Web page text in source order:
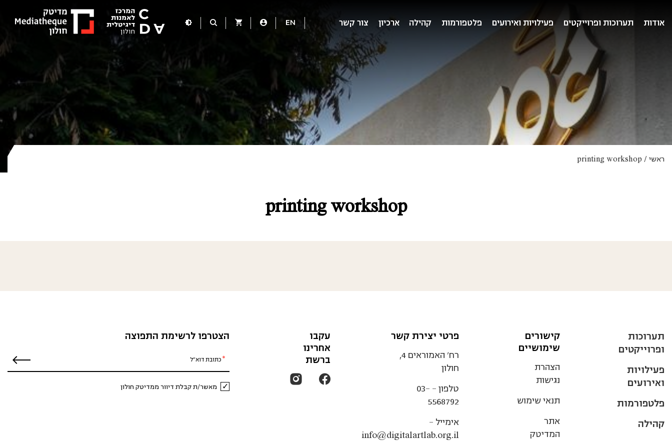
אודות תערוכות ופרוייקטים פעילויות ואירועים פלטפורמות קהילה ארכיון צור קשר EN
ראשי /
printing workshop
printing workshop
תערוכות
ופרוייקטים
פעילויות
ואירועים
פלטפורמות
קהילה
קישורים
שימושיים
הצהרת
נגישות
תנאי שימוש
אתר
המדיטק
פרטי יצירת קשר
רח' האמוראים 4,
חולון
טלפון - 03-
5568792
אימייל -
info@digitalartlab.org.il
עקבו
אחרינו
ברשת
הצטרפו לרשימת התפוצה
מאשר/ת קבלת דיוור ממדיטק חולון